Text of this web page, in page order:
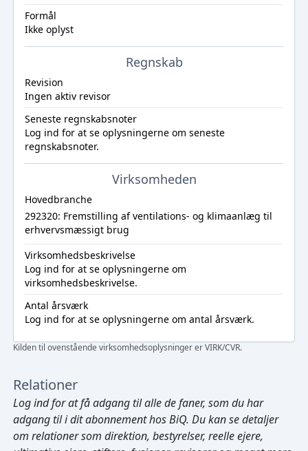
Cmd/Ctrl + K
Formål
Ikke oplyst
Regnskab
Revision
Ingen aktiv revisor
Seneste regnskabsnoter
Log ind for at se oplysningerne om seneste
regnskabsnoter.
Virksomheden
Hovedbranche
292320: Fremstilling af ventilations- og klimaanlæg til
erhvervsmæssigt brug
Virksomhedsbeskrivelse
Log ind for at se oplysningerne om
virksomhedsbeskrivelse.
Antal årsværk
Log ind for at se oplysningerne om antal årsværk.
Kilden til ovenstående virksomhedsoplysninger er VIRK/CVR.
Relationer
Log indfor at få adgang til alle de faner, som du har
adgang til i dit abonnement hos BiQ. Du kan se detaljer
om relationer som direktion, bestyrelser, reelle ejere,